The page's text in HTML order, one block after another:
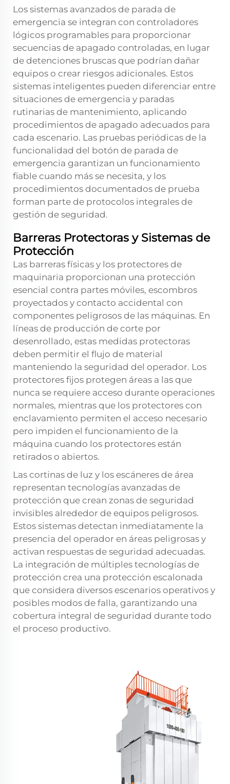
Los sistemas avanzados de parada de
emergencia se integran con controladores
lógicos programables para proporcionar
secuencias de apagado controladas, en lugar
de detenciones bruscas que podrían dañar
equipos o crear riesgos adicionales. Estos
sistemas inteligentes pueden diferenciar entre
situaciones de emergencia y paradas
rutinarias de mantenimiento, aplicando
procedimientos de apagado adecuados para
cada escenario. Las pruebas periódicas de la
funcionalidad del botón de parada de
emergencia garantizan un funcionamiento
fiable cuando más se necesita, y los
procedimientos documentados de prueba
forman parte de protocolos integrales de
gestión de seguridad.
Barreras Protectoras y Sistemas de
Protección
Las barreras físicas y los protectores de
maquinaria proporcionan una protección
esencial contra partes móviles, escombros
proyectados y contacto accidental con
componentes peligrosos de las máquinas. En
líneas de producción de corte por
desenrollado, estas medidas protectoras
deben permitir el flujo de material
manteniendo la seguridad del operador. Los
protectores fijos protegen áreas a las que
nunca se requiere acceso durante operaciones
normales, mientras que los protectores con
enclavamiento permiten el acceso necesario
pero impiden el funcionamiento de la
máquina cuando los protectores están
retirados o abiertos.
Las cortinas de luz y los escáneres de área
representan tecnologías avanzadas de
protección que crean zonas de seguridad
invisibles alrededor de equipos peligrosos.
Estos sistemas detectan inmediatamente la
presencia del operador en áreas peligrosas y
activan respuestas de seguridad adecuadas.
La integración de múltiples tecnologías de
protección crea una protección escalonada
que considera diversos escenarios operativos y
posibles modos de falla, garantizando una
cobertura integral de seguridad durante todo
el proceso productivo.